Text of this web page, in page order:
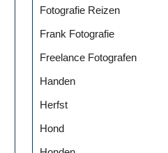
Fotografie Reizen
Frank Fotografie
Freelance Fotografen
Handen
Herfst
Hond